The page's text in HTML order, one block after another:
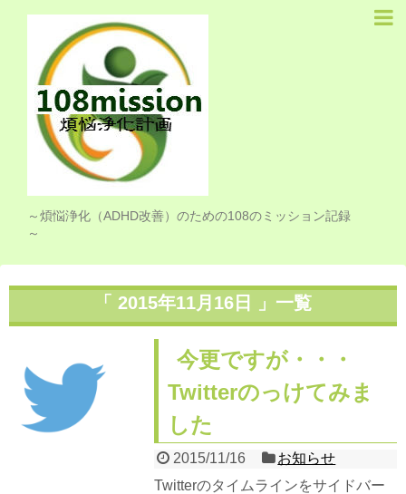
～煩悩浄化（ADHD改善）のための108のミッション記録
～
「 2015年11月16日 」一覧
今更ですが・・・
Twitterのっけてみま
した
2015/11/16
お知らせ
Twitterのタイムラインをサイドバー
Home
お知らせ
プロフィール
煩悩浄化計画
108リスト
シンプルライフ
ピアノ
クラフト